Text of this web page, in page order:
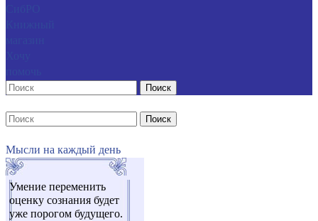
Поиск
Поиск
Мысли на каждый день
Умение переменить
оценку сознания будет
уже порогом будущего.